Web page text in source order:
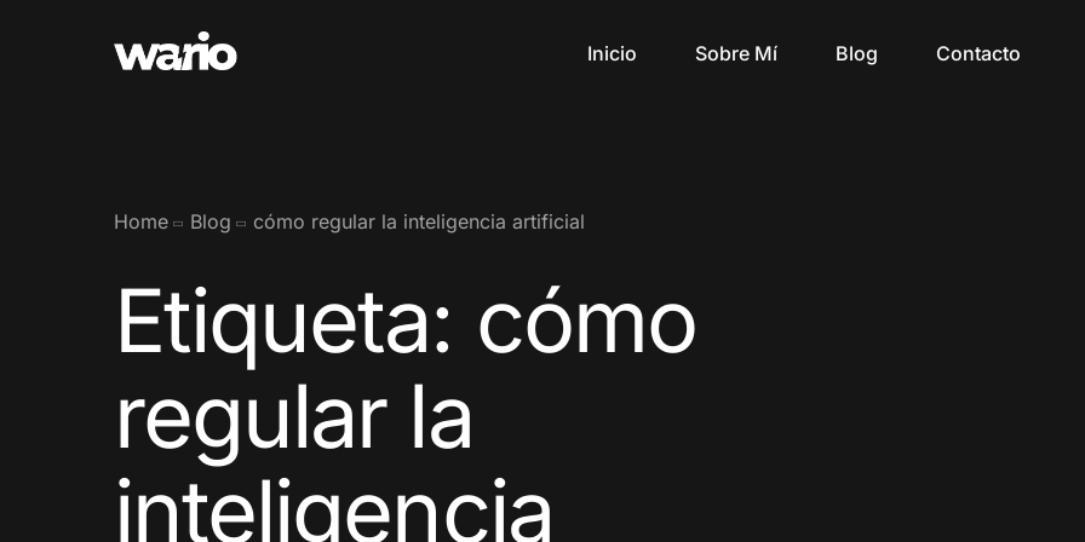
Inicio Sobre Mí Blog Contacto
Home Blog cómo regular la inteligencia artificial
Etiqueta: cómo
regular la
inteligencia